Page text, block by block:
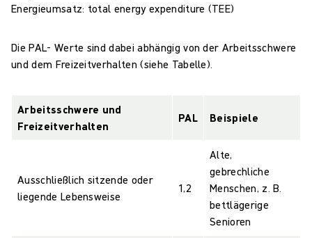
Energieumsatz: total energy expenditure (TEE)
Die PAL- Werte sind dabei abhängig von der Arbeitsschwere
und dem Freizeitverhalten (siehe Tabelle).
Arbeitsschwere und
Freizeitverhalten
PAL Beispiele
Ausschließlich sitzende oder
liegende Lebensweise
1,2
Alte,
gebrechliche
Menschen, z. B.
bettlägerige
Senioren